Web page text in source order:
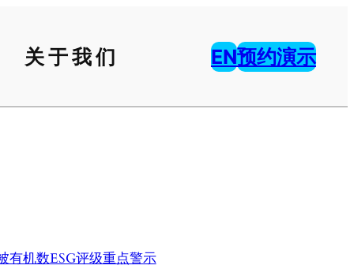
关于我们 EN预约演示
有机数ESG评级重点警示